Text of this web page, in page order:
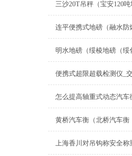
便携式超限超载检测仪_